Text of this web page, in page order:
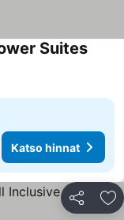
Suites
Katso hinnat
Jaa